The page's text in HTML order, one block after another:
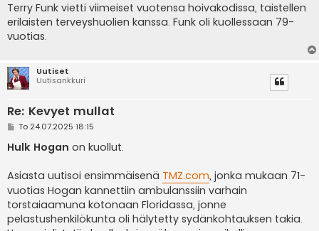
Terry Funk vietti viimeiset vuotensa hoivakodissa, taistellen
erilaisten terveyshuolien kanssa. Funk oli kuollessaan 79-
vuotias.
Uutiset
Uutisankkuri
Re: Kevyet mullat
V
e
s
i
To 24.07.2025 18:15
Hulk Hogan on kuollut.
Asiasta uutisoi ensimmäisenä TMZ.com, jonka mukaan 71-
vuotias Hogan kannettiin ambulanssiin varhain
torstaiaamuna kotonaan Floridassa, jonne
pelastushenkilökunta oli hälytetty sydänkohtauksen takia.